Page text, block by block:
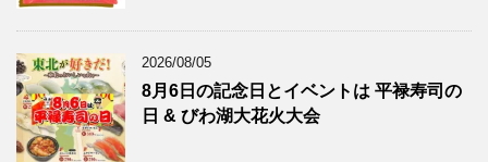
2026/08/05
8月6日の記念日とイベントは 平禄寿司の
日 & びわ湖大花火大会